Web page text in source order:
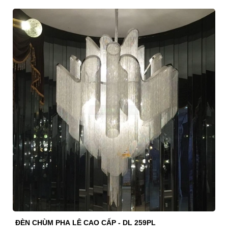
Diamond Lighting ĐÈN CHÙM PHA LÊ GOLD HIỆN ĐẠI -